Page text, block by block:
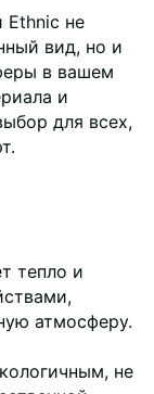
Ethnic не
вид, но и
в вашем
и
для всех,
тепло и
атмосферу.
не